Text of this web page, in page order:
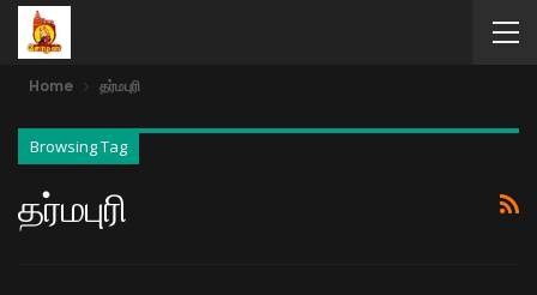
Home தர்மபுரி
Browsing Tag
தர்மபுரி